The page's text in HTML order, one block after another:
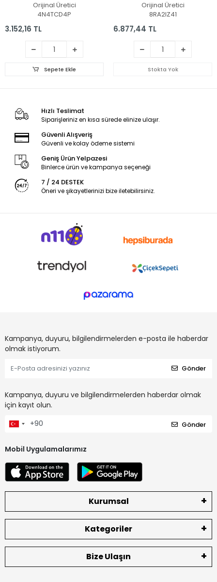
Orijinal Üretici
4N4TCD4P
3.152,16 TL
Sepete Ekle
Orijinal Üretici
8RA2IZ41
6.877,44 TL
Stokta Yok
Hızlı Teslimat
Siparişleriniz en kısa sürede elinize ulaşır.
Güvenli Alışveriş
Güvenli ve kolay ödeme sistemi
Geniş Ürün Yelpazesi
Binlerce ürün ve kampanya seçeneği
7 / 24 DESTEK
Öneri ve şikayetlerinizi bize iletebilirsiniz.
Kampanya, duyuru, bilgilendirmelerden e-posta ile haberdar
olmak istiyorum.
Gönder
Kampanya, duyuru ve bilgilendirmelerden haberdar olmak
için kayıt olun.
Gönder
Mobil Uygulamalarımız
Kurumsal
Kategoriler
Bize Ulaşın